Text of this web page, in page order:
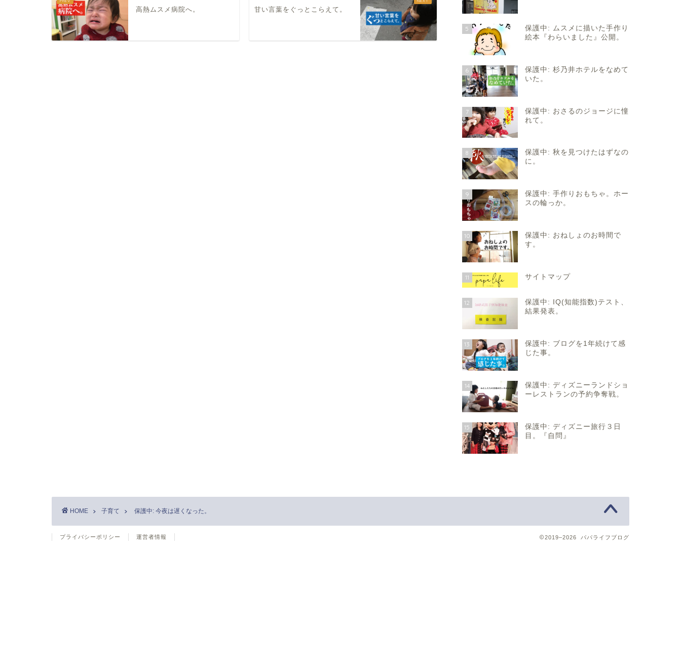
高熱ムスメ病院へ。 甘い言葉をぐっとこらえて。
5
保護中: ムスメに描いた手作り
絵本『わらいました』公開。
6
保護中: 杉乃井ホテルをなめて
いた。
7
保護中: おさるのジョージに憧
れて。
8
保護中: 秋を見つけたはずなの
に。
9
保護中: 手作りおもちゃ。ホー
スの輪っか。
10
保護中: おねしょのお時間で
す。
11 サイトマップ
12
保護中: IQ(知能指数)テスト、
結果発表。
13
保護中: ブログを1年続けて感
じた事。
14
保護中: ディズニーランドショ
ーレストランの予約争奪戦。
15
保護中: ディズニー旅行３日
目。『自問』
HOME 子育て 保護中: 今夜は遅くなった。
プライバシーポリシー 運営者情報 2019–2026 パパライフブログ